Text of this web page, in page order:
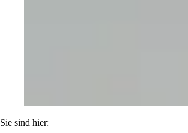
Sie sind hier: